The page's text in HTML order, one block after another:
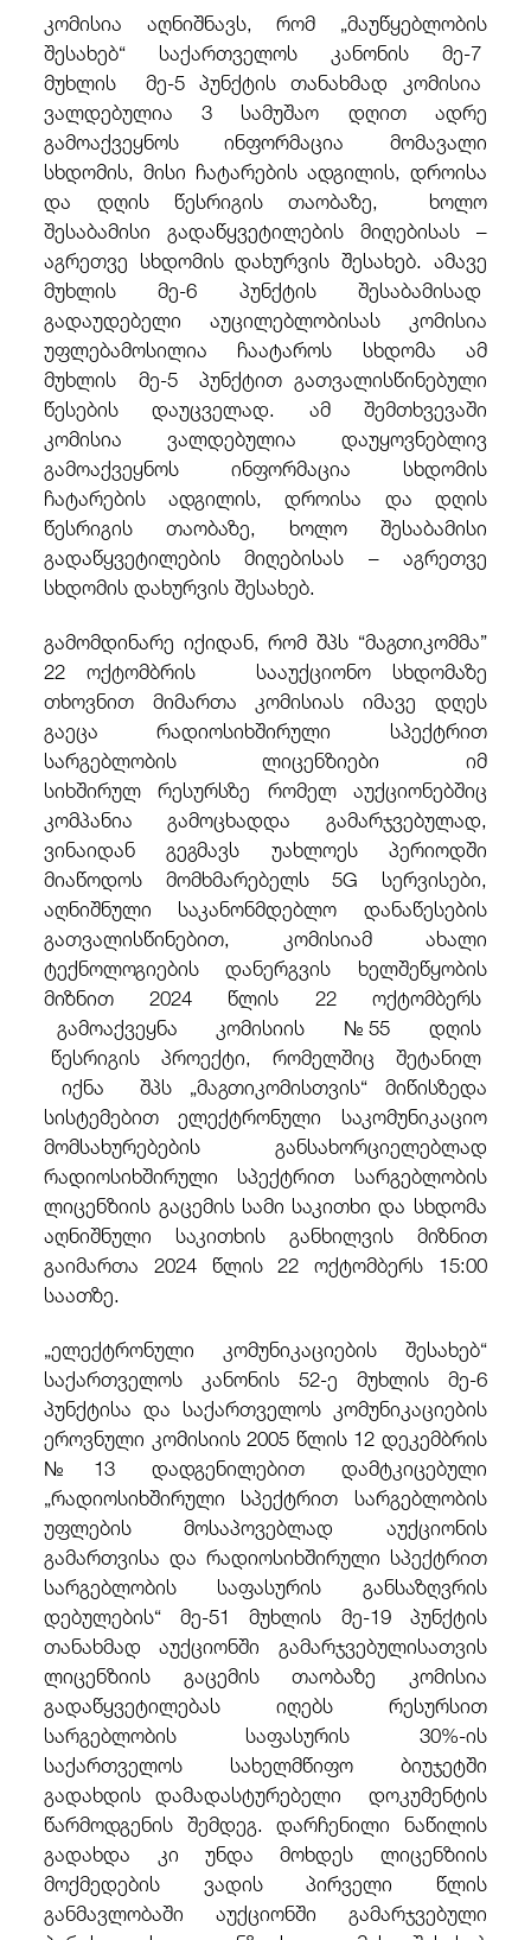
კომისია აღნიშნავს, რომ „მაუწყებლობის
შესახებ“ საქართველოს კანონის მე-7
მუხლის მე-5 პუნქტის თანახმად კომისია
ვალდებულია 3 სამუშაო დღით ადრე
გამოაქვეყნოს ინფორმაცია მომავალი
სხდომის, მისი ჩატარების ადგილის, დროისა
და დღის წესრიგის თაობაზე, ხოლო
შესაბამისი გადაწყვეტილების მიღებისას –
აგრეთვე სხდომის დახურვის შესახებ. ამავე
მუხლის მე-6 პუნქტის შესაბამისად
გადაუდებელი აუცილებლობისას კომისია
უფლებამოსილია ჩაატაროს სხდომა ამ
მუხლის მე-5 პუნქტით გათვალისწინებული
წესების დაუცველად. ამ შემთხვევაში
კომისია ვალდებულია დაუყოვნებლივ
გამოაქვეყნოს ინფორმაცია სხდომის
ჩატარების ადგილის, დროისა და დღის
წესრიგის თაობაზე, ხოლო შესაბამისი
გადაწყვეტილების მიღებისას – აგრეთვე
სხდომის დახურვის შესახებ.
გამომდინარე იქიდან, რომ შპს “მაგთიკომმა”
22 ოქტომბრის სააუქციონო სხდომაზე
თხოვნით მიმართა კომისიას იმავე დღეს
გაეცა რადიოსიხშირული სპექტრით
სარგებლობის ლიცენზიები იმ
სიხშირულრესურსზე რომელ აუქციონებშიც
კომპანია გამოცხადდა გამარჯვებულად,
ვინაიდან გეგმავს უახლოეს პერიოდში
მიაწოდოს მომხმარებელს 5G სერვისები,
აღნიშნული საკანონმდებლო დანაწესების
გათვალისწინებით, კომისიამ ახალი
ტექნოლოგიების დანერგვის ხელშეწყობის
მიზნით 2024 წლის 22 ოქტომბერს
გამოაქვეყნა კომისიის №55 დღის
წესრიგის პროექტი, რომელშიც შეტანილ
იქნა შპს „მაგთიკომისთვის“ მიწისზედა
სისტემებით ელექტრონული საკომუნიკაციო
მომსახურებების განსახორციელებლად
რადიოსიხშირული სპექტრით სარგებლობის
ლიცენზიის გაცემის სამი საკითხი და სხდომა
აღნიშნული საკითხის განხილვის მიზნით
გაიმართა 2024 წლის 22 ოქტომბერს 15:00
საათზე.
„ელექტრონული კომუნიკაციების შესახებ“
საქართველოს კანონის 52-ე მუხლის მე-6
პუნქტისა და საქართველოს კომუნიკაციების
ეროვნული კომისიის 2005 წლის 12 დეკემბრის
№13 დადგენილებით დამტკიცებული
„რადიოსიხშირული სპექტრით სარგებლობის
უფლების მოსაპოვებლად აუქციონის
გამართვისა და რადიოსიხშირული სპექტრით
სარგებლობის საფასურის განსაზღვრის
დებულების“ მე-51 მუხლის მე-19 პუნქტის
თანახმად აუქციონში გამარჯვებულისათვის
ლიცენზიის გაცემის თაობაზე კომისია
გადაწყვეტილებას იღებს რესურსით
სარგებლობის საფასურის 30%-ის
საქართველოს სახელმწიფო ბიუჯეტში
გადახდის დამადასტურებელი დოკუმენტის
წარმოდგენის შემდეგ. დარჩენილი ნაწილის
გადახდა კი უნდა მოხდეს ლიცენზიის
მოქმედების ვადის პირველი წლის
განმავლობაში აუქციონში გამარჯვებული